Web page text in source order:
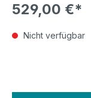
529,00 €*
Nicht verfügbar